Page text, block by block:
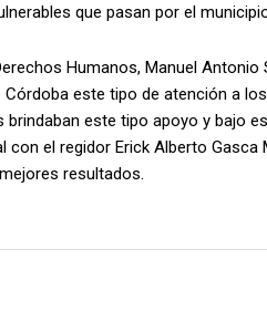
que pasan por el
Humanos, Manuel
este tipo de atención a
brindaban este tipo apoyo y bajo
el regidor Erick Alberto Gasca
resultados.